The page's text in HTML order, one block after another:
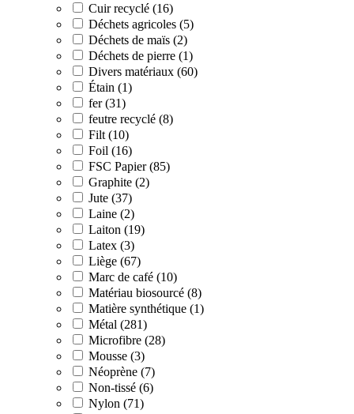
Cuir recyclé (16)
Déchets agricoles (5)
Déchets de maïs (2)
Déchets de pierre (1)
Divers matériaux (60)
Étain (1)
fer (31)
feutre recyclé (8)
Filt (10)
Foil (16)
FSC Papier (85)
Graphite (2)
Jute (37)
Laine (2)
Laiton (19)
Latex (3)
Liège (67)
Marc de café (10)
Matériau biosourcé (8)
Matière synthétique (1)
Métal (281)
Microfibre (28)
Mousse (3)
Néoprène (7)
Non-tissé (6)
Nylon (71)